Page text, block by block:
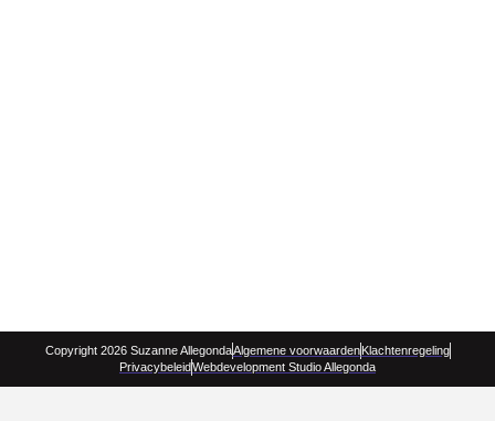
Copyright 2026 Suzanne AllegondaAlgemene voorwaarden Klachtenregeling
PrivacybeleidWebdevelopment Studio Allegonda